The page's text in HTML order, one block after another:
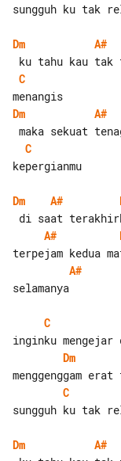
sungguh ku tak
Dm A#
C
Dm
A#
C
kepergianmu
Dm A#
A#
A#
selamanya
C
Dm
C
sungguh ku tak
Dm A#